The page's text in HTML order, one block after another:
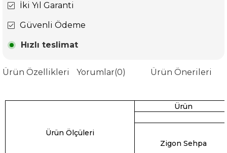
İki Yıl Garanti
Güvenli Ödeme
Hızlı teslimat
Ürün Özellikleri Yorumlar(0) Ürün Önerileri
Ürün Ölçüleri
Ürün
Zigon Sehpa